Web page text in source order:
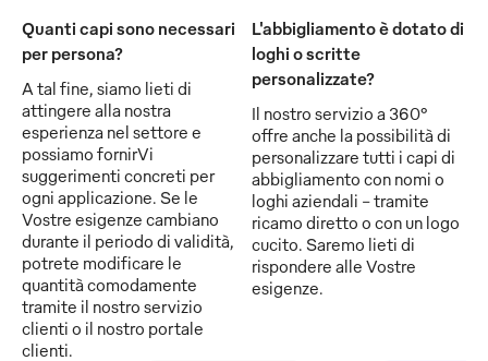
Quanti capi sono necessari
per persona?
A tal fine, siamo lieti di
attingere alla nostra
esperienza nel settore e
possiamo fornirVi
suggerimenti concreti per
ogni applicazione. Se le
Vostre esigenze cambiano
durante il periodo di validità,
potrete modificare le
quantità comodamente
tramite il nostro servizio
clienti o il nostro portale
clienti.
L'abbigliamento è dotato di
loghi o scritte
personalizzate?
Il nostro servizio a 360°
offre anche la possibilità di
personalizzare tutti i capi di
abbigliamento con nomi o
loghi aziendali - tramite
ricamo diretto o con un logo
cucito. Saremo lieti di
rispondere alle Vostre
esigenze.